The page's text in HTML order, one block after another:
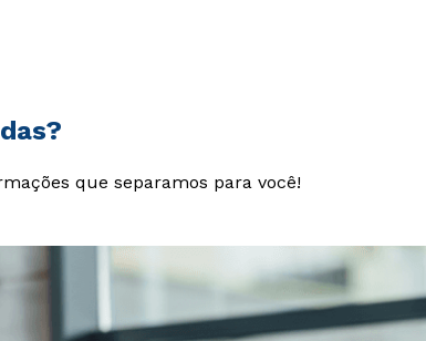
que separamos para você!